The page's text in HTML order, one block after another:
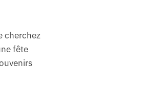
cherchez
fête